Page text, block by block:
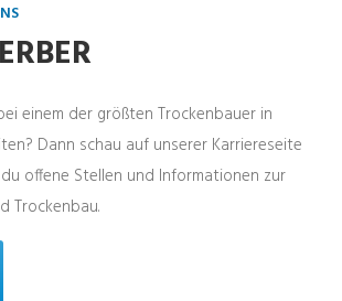
einem der größten Trockenbauer in
Dann schau auf unserer Karriereseite
offene Stellen und Informationen zur
Trockenbau.